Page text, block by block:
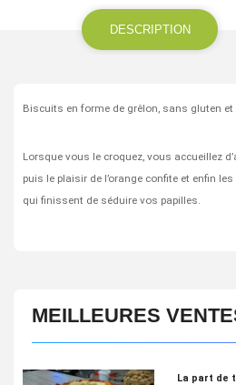
DESCRIPTION
Biscuits en forme de grêlon, sans gluten
Lorsque vous le croquez, vous accueillez
puis le plaisir de l’orange confite et enfin
qui finissent de séduire vos papilles.
MEILLEURES
tarte aux fruits